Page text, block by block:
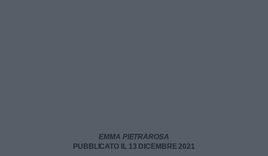
EMMA PIETRAROSA
PUBBLICATO IL 13 DICEMBRE 2021